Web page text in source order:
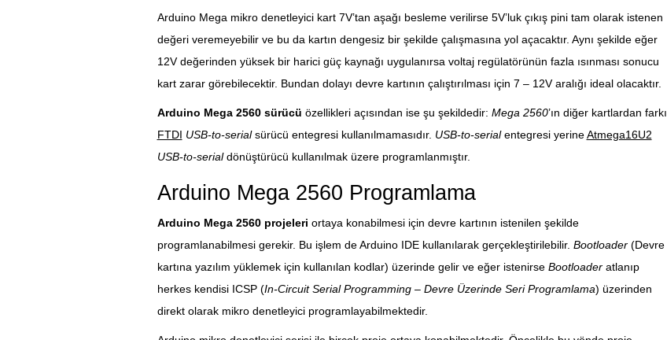
Arduino Mega mikro denetleyici kart 7V’tan aşağı besleme verilirse 5V’luk çıkış pini tam olarak istenen
değeri veremeyebilir ve bu da kartın dengesiz bir şekilde çalışmasına yol açacaktır. Aynı şekilde eğer
12V değerinden yüksek bir harici güç kaynağı uygulanırsa voltaj regülatörünün fazla ısınması sonucu
kart zarar görebilecektir. Bundan dolayı devre kartının çalıştırılması için 7 – 12V aralığı ideal olacaktır.
Arduino Mega 2560 sürücü özellikleri açısından ise şu şekildedir: Mega 2560’ın diğer kartlardan farkı
FTDI USB-to-serialsürücü entegresi kullanılmamasıdır. USB-to-serialentegresi yerineAtmega16U2
USB-to-serialdönüştürücü kullanılmak üzere programlanmıştır.
Arduino Mega 2560 Programlama
Arduino Mega 2560 projeleri ortaya konabilmesi için devre kartının istenilen şekilde
programlanabilmesi gerekir. Bu işlem de Arduino IDE kullanılarak gerçekleştirilebilir. Bootloader(Devre
kartına yazılım yüklemek için kullanılan kodlar) üzerinde gelir ve eğer istenirse Bootloaderatlanıp
herkes kendisi ICSP (In-Circuit Serial Programming – Devre Üzerinde Seri Programlama) üzerinden
direkt olarak mikro denetleyici programlayabilmektedir.